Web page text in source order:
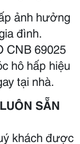
ảnh hưởng
đình.
CNB 69025
hô hấp hiệu
tại nhà.
SẴN